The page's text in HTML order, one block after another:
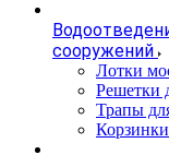
сооружений
Лотки
Решетки
Трапы